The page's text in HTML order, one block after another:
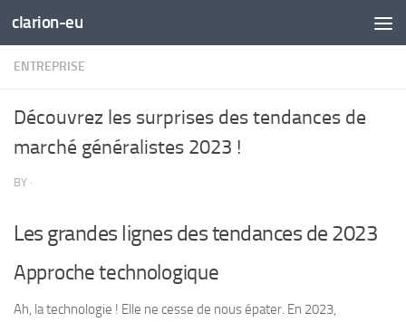
Skip to content
clarion-eu
ENTREPRISE
Découvrez les surprises des tendances de
marché généralistes 2023 !
BY ·
Les grandes lignes des tendances de 2023
Approche technologique
Ah, la technologie ! Elle ne cesse de nous épater. En 2023,